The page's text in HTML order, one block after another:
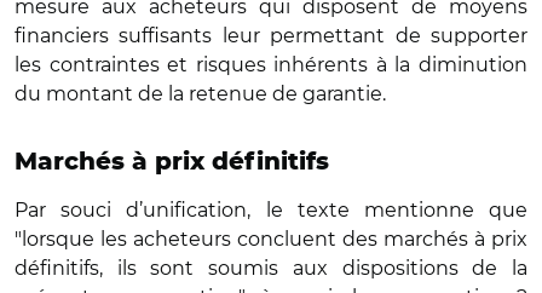
mesure aux acheteurs qui disposent de moyens
financiers suffisants leur permettant de supporter
les contraintes et risques inhérents à la diminution
du montant de la retenue de garantie.
Marchés à prix définitifs
Par souci d’unification, le texte mentionne que
"lorsque les acheteurs concluent des marchés à prix
définitifs, ils sont soumis aux dispositions de la